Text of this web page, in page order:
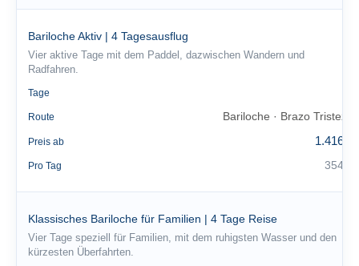
Bariloche Aktiv | 4 Tagesausflug
Vier aktive Tage mit dem Paddel, dazwischen Wandern und
Radfahren.
Tage
Route Bariloche · Brazo Tristeza
Preis ab 1.416 €
Pro Tag 354 €
Klassisches Bariloche für Familien | 4 Tage Reise
Vier Tage speziell für Familien, mit dem ruhigsten Wasser und den
kürzesten Überfahrten.